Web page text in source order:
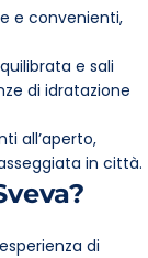
e convenienti,
e sali
di idratazione
all’aperto,
in città.
di